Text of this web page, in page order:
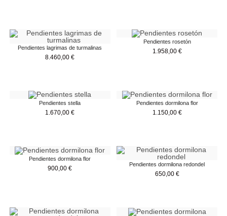
Pendientes lagrimas de turmalinas
8.460,00€
Pendientes rosetón
1.958,00 €
Pendientes stella
1.670,00€
Pendientes dormilona flor
1.150,00 €
Pendientes dormilona flor
900,00€
Pendientes dormilona redondel
650,00 €